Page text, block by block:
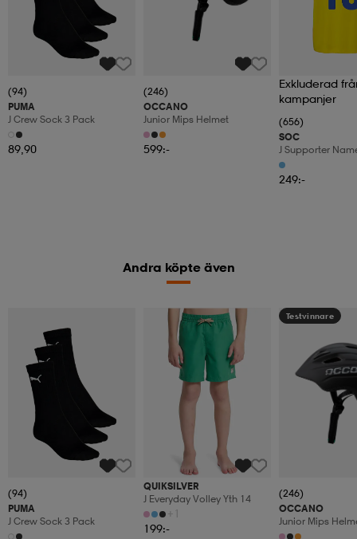
(94)
PUMA
J Crew Sock 3 Pack
89,90
(246)
OCCANO
Junior Mips Helmet
599:-
Exkluderad
kampanjer
(656)
SOC
J Supporter
249:-
Andra köpte även
(94)
PUMA
J Crew Sock 3 Pack
QUIKSILVER
J Everyday Volley Yth 14
+1
199:-
Testvinnare
(246)
OCCANO
Junior Mips